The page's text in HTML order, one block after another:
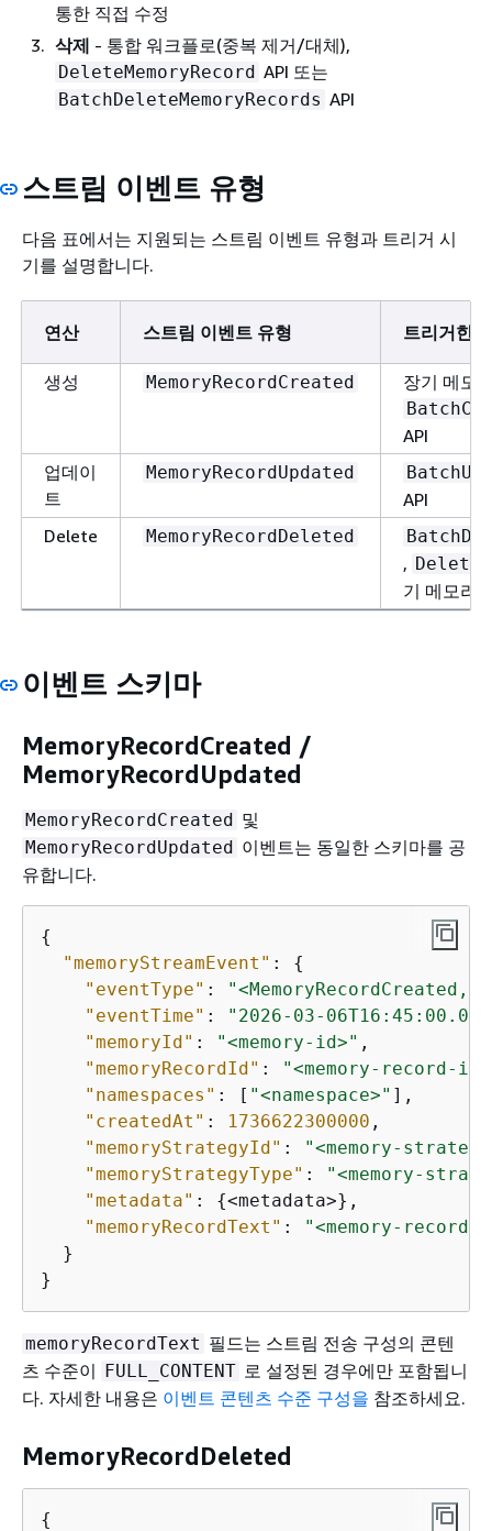
통한 직접 수정
삭제 - 통합 워크플로(중복 제거/대체),
DeleteMemoryRecord API 또는
BatchDeleteMemoryRecords API
스트림 이벤트 유형
다음 표에서는 지원되는 스트림 이벤트 유형과 트리거 시
기를 설명합니다.
연산 스트림 이벤트 유형 트리거한
생성 MemoryRecordCreated 장기 메모
API
업데이
트
MemoryRecordUpdated
API
Delete
MemoryRecordDeleted
,
기 메모리
이벤트 스키마
MemoryRecordCreated /
MemoryRecordUpdated
MemoryRecordCreated 및
MemoryRecordUpdated 이벤트는 동일한 스키마를 공
유합니다.
{
"memoryStreamEvent" : {
"eventType" :
"<MemoryRecordCreated,
"eventTime" :
"2026-03-
"memoryId" : "<memory-id>" ,
"memoryRecordId" :
"<memory-record-
"namespaces" : [ "<namespace>" ],
"createdAt" : 1736622300000 ,
"memoryStrategyId" :
"<memory-
"memoryStrategyType" :
"<memory-
"metadata" : {<metadata>},
"memoryRecordText" :
"<memory-
  }
}
memoryRecordText 필드는 스트림 전송 구성의 콘텐
츠 수준이 FULL_CONTENT 로 설정된 경우에만 포함됩니
다. 자세한 내용은 이벤트 콘텐츠 수준 구성을 참조하세요.
MemoryRecordDeleted
{